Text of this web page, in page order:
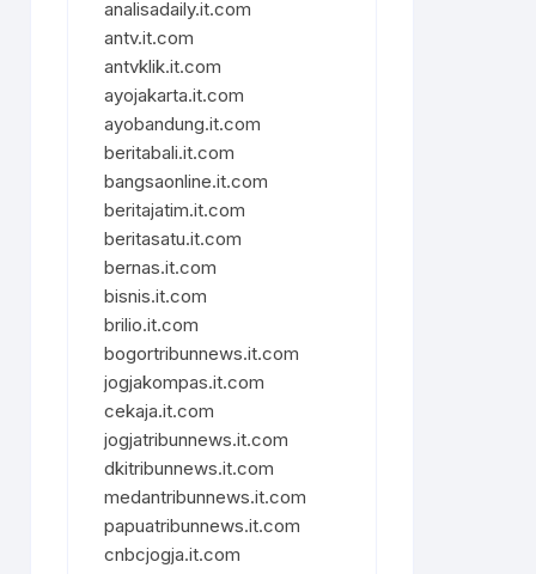
analisadaily.it.com
antv.it.com
antvklik.it.com
ayojakarta.it.com
ayobandung.it.com
beritabali.it.com
bangsaonline.it.com
beritajatim.it.com
beritasatu.it.com
bernas.it.com
bisnis.it.com
brilio.it.com
bogortribunnews.it.com
jogjakompas.it.com
cekaja.it.com
jogjatribunnews.it.com
dkitribunnews.it.com
medantribunnews.it.com
papuatribunnews.it.com
cnbcjogja.it.com